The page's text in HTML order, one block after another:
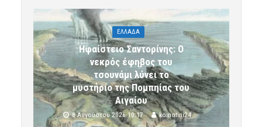
ΕΛΛΑΔΑ
Ηφαίστειο Σαντορίνης: Ο
νεκρός έφηβος του
τσουνάμι λύνει το
μυστήριο της Πομπηίας του
Αιγαίου
8 Αυγούστου 2026 10:17 komotini24